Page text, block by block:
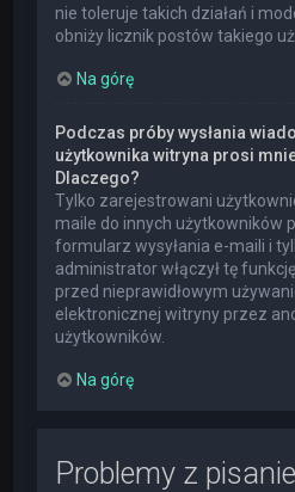
nie toleruje takich działań i
obniży licznik postów takiego
Na górę
Podczas próby wysłania
użytkownika witryna prosi
Dlaczego?
Tylko zarejestrowani
maile do innych użytkowników
formularz wysyłania e-maili i
administrator włączył tę
przed nieprawidłowym
elektronicznej witryny przez
użytkowników.
Na górę
Problemy z